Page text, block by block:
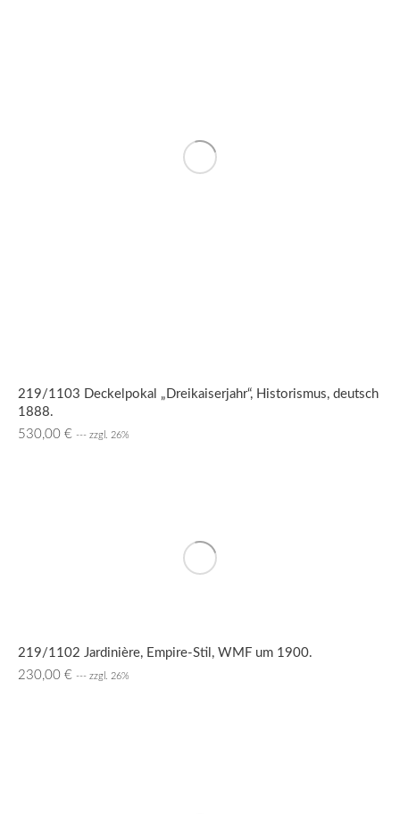
219/1103 Deckelpokal „Dreikaiserjahr“, Historismus, deutsch
1888.
530,00 € --- zzgl. 26%
219/1102 Jardinière, Empire-Stil, WMF um 1900.
230,00 € --- zzgl. 26%